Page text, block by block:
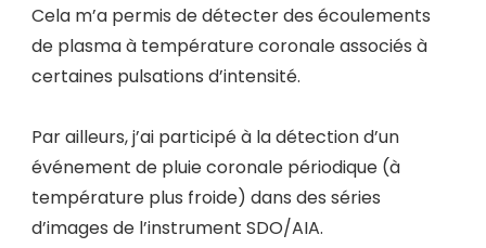
Cela m’a permis de détecter des écoulements
de plasma à température coronale associés à
certaines pulsations d’intensité.
Par ailleurs, j’ai participé à la détection d’un
événement de pluie coronale périodique (à
température plus froide) dans des séries
d’images de l’instrument SDO/AIA.